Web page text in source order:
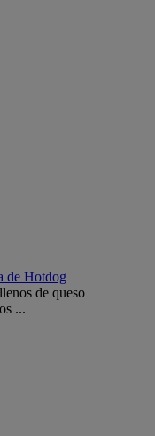
de Hotdog
de queso
...